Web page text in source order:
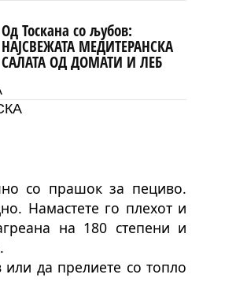
Од Тоскана со љубов:
НАЈСВЕЖАТА МЕДИТЕРАНСКА
САЛАТА ОД ДОМАТИ И ЛЕБ
со прашок за пециво.
Намастете го плехот и
на 180 степени и
да прелиете со топло